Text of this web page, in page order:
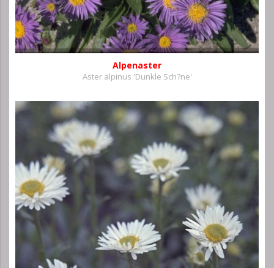
Alpenaster
Aster alpinus 'Dunkle Sch?ne'